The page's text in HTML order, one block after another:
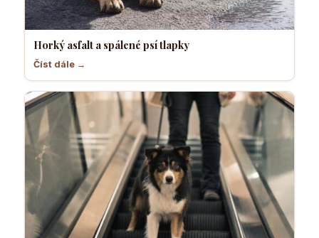
Horký asfalt a spálené psí tlapky
Číst dále →